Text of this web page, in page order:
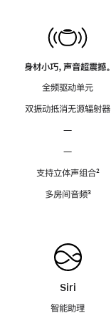
身材小巧，声音超震撼。
全频驱动单元
双振动抵消无源辐射器
—
—
支持立体声组合脚
²
多房间音频脚
³
Siri
智能助理